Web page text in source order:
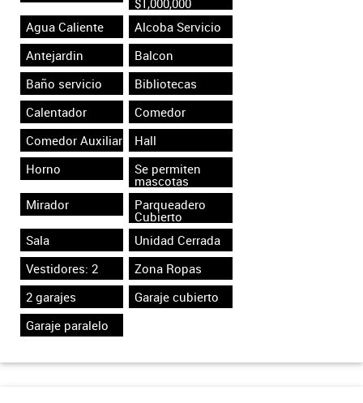
Agua Caliente
Alcoba Servicio
Antejardin
Balcon
Baño servicio
Bibliotecas
Calentador
Comedor
Comedor Auxiliar
Hall
Horno
Se permiten
mascotas
Mirador
Parqueadero
Cubierto
Sala
Unidad Cerrada
Vestidores: 2
Zona Ropas
2 garajes
Garaje cubierto
Garaje paralelo